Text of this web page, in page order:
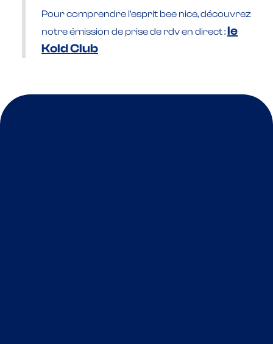
Pour comprendre l’esprit bee nice, découvrez
notre émission de prise de rdv en direct :le
Kold Club